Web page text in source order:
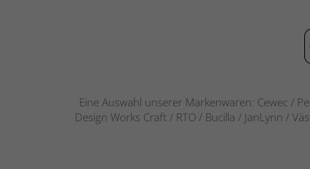
Eine Auswahl unserer Markenwaren: Cewec /
Design Works Craft / RTO / Bucilla / JanLynn /